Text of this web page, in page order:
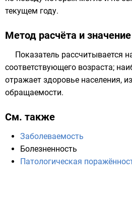
текущем году.
Метод расчёта и
Показатель рассчитывается
соответствующего возраста;
отражает здоровье населения,
обращаемости.
См. также
Заболеваемость
Болезненность
Патологическая